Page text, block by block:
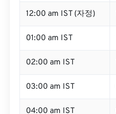
12:00 am IST (자정)
01:00 am IST
02:00 am IST
03:00 am IST
04:00 am IST